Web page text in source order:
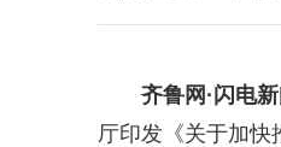
齐鲁网 ·闪电
厅印发《关于加快